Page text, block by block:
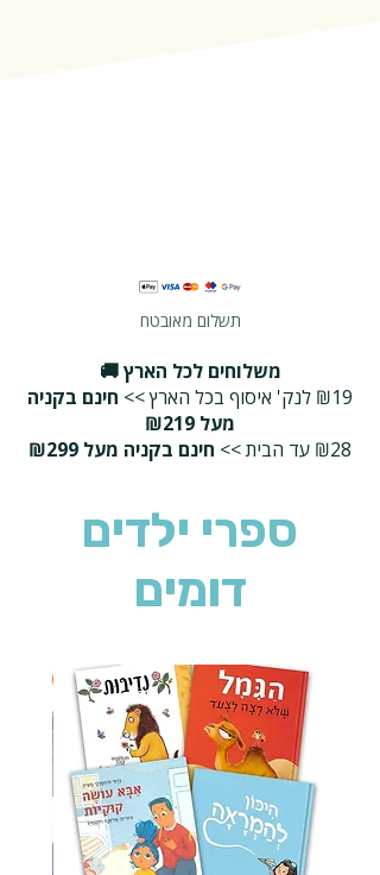
תשלום מאובטח
משלוחים לכל הארץ 🚚
₪19 לנק' איסוף בכל הארץ >>
חינם בקניה
מעל ₪219
₪28 עד הבית >>
חינם בקניה מעל ₪299
ספרי ילדים
דומים